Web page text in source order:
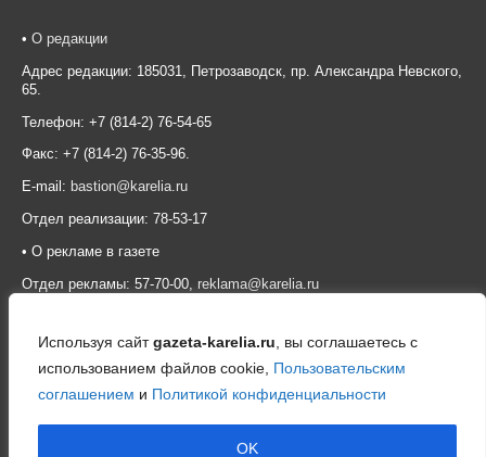
Используя сайтgazeta-karelia.ru , вы соглашаетесь с
использованием файлов cookie, Пользовательским
соглашением и Политикой конфиденциальности
OK
• О редакции
Адрес редакции: 185031, Петрозаводск, пр. Александра Невского,
65.
Телефон: +7 (814-2) 76-54-65
Факс: +7 (814-2) 76-35-96.
E-mail: bastion@karelia.ru
Отдел реализации: 78-53-17
• О рекламе в газете
Отдел рекламы: 57-70-00, reklama@karelia.ru